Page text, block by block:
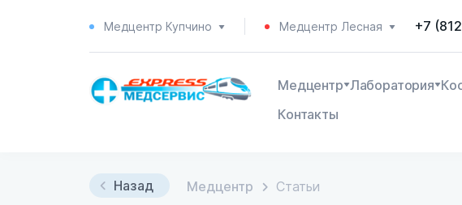
Медцентр Купчино Медцентр Лесная +7
Медцентр Лаборатория
Контакты
Назад Медцентр Статьи